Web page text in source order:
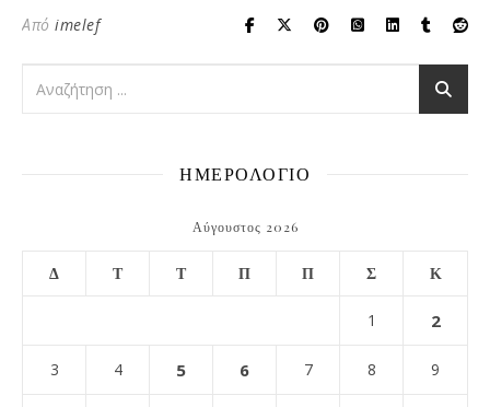
Από imelef
ΗΜΕΡΟΛΟΓΙΟ
Αύγουστος 2026
Δ Τ Τ Π Π Σ Κ
1 2
3 4 5 6 7 8 9